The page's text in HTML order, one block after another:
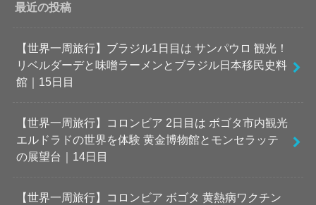
最近の投稿
【世界一周旅行】ブラジル1日目は サンパウロ 観光！
リベルダーデと味噌ラーメンとブラジル日本移民史料
館｜15日目
【世界一周旅行】コロンビア 2日目は ボゴタ市内観光
エルドラドの世界を体験 黄金博物館とモンセラッテ
の展望台｜14日目
【世界一周旅行】コロンビア ボゴタ 黄熱病ワクチン